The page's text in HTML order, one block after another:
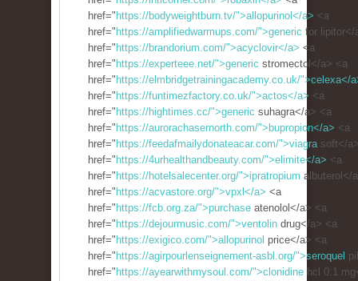
href=" https://bodyweightburn.tv/">allopurinol</a> <a
href=" https://amplifiedwarmups.com/">generic for lipitor</
href=" https://brandorium.com/">acyclovir</a> <a
href=" https://experteee.net/">generic stromectol</a> <a
href=" https://elmbridgetrainingacademy.co.uk/">celexa</
href=" https://funtimezfactory.co.uk/">actos</a> <a
href=" https://hightimes.cc/">generic suhagra</a> <a
href=" https://aurorachasernorth.com/">bupropion</a> <a
href=" https://feedafmailydonateacar.com/">viagrasoft</
href=" https://4urhealthandbeauty.com/">elimite</a> <a
href=" https://hotelsalecenter.org/">ipratropium albuterol</
href=" https://acvastore.org/">vpxl</a> <a
href=" https://fcb.org.za/">purchase atenolol</a> <a
href=" https://dejourmusic.com/">ventolin drug</a> <a
href=" https://exigico.com/">allopurinol price</a> <a
href=" https://agirpourlenseignement-asbl.org/">seroquel
href=" https://ayearwithmysoul.com/">clonidine hcl 0.1